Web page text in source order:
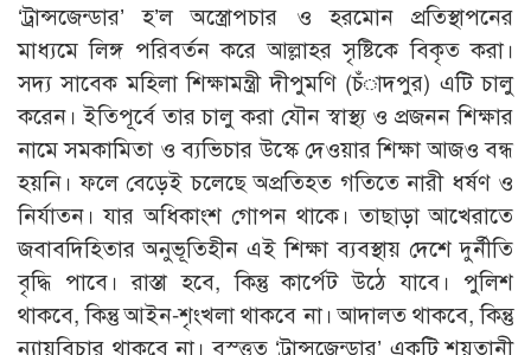
‘ট্রান্সজেন্ডার’ হ’ল অস্ত্রোপচার ও হরমোন প্রতিস্থাপনের
মাধ্যমে লিঙ্গ পরিবর্তন করে আল্লাহর সৃষ্টিকে বিকৃত করা।
সদ্য সাবেক মহিলা শিক্ষামন্ত্রী দীপুমণি (চঁাদপুর) এটি চালু
করেন। ইতিপূর্বে তার চালু করা যৌন স্বাস্থ্য ও প্রজনন শিক্ষার
নামে সমকামিতা ও ব্যভিচার উস্কে দেওয়ার শিক্ষা আজও বন্ধ
হয়নি। ফলে বেড়েই চলেছে অপ্রতিহত গতিতে নারী ধর্ষণ ও
নির্যাতন। যার অধিকাংশ গোপন থাকে। তাছাড়া আখেরাতে
জবাবদিহিতার অনুভূতিহীন এই শিক্ষা ব্যবস্থায় দেশে দুর্নীতি
বৃদ্ধি পাবে। রাস্তা হবে, কিন্তু কার্পেট উঠে যাবে। পুলিশ
থাকবে, কিন্তু আইন-শৃংখলা থাকবে না। আদালত থাকবে, কিন্তু
ন্যায়বিচার থাকবে না। বস্ত্তত ‘ট্রান্সজেন্ডার’ একটি শয়তানী